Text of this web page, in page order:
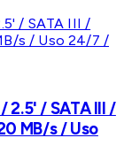
2.5' / SATA III /
MB/s / Uso